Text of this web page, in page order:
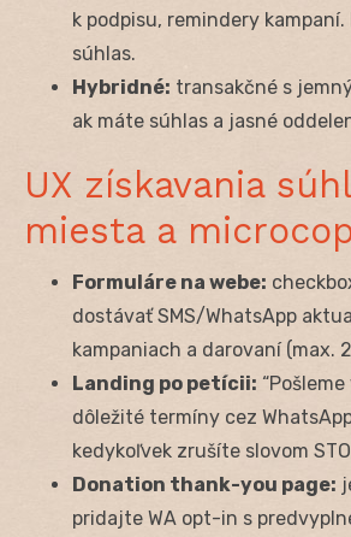
k podpisu, remindery
súhlas.
Hybridné: transakčné s
ak máte súhlas a jasné
UX získavania
miesta a
Formuláre na webe:
dostávať SMS/WhatsApp
kampaniach a darovaní (max.
Landing po petícii:
dôležité termíny cez
kedykoľvek zrušíte slovom
Donation thank-you page:
pridajte WA opt-in s